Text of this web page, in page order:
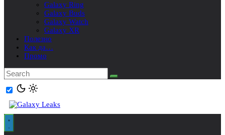
Galaxy Ring
Galaxy Buds
Galaxy Watch
Galaxy XR
Полезно
Как да…
Промо